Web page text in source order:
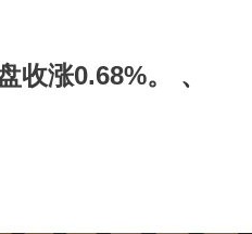
收涨0.68%。 、